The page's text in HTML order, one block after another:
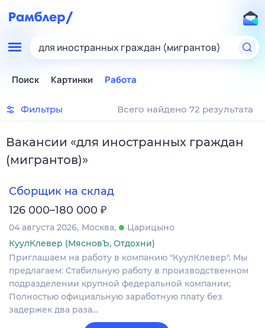
для иностранных граждан (мигрантов)
Поиск Картинки Работа
Фильтры Всего найдено 72 результата
Вакансии «для иностранных граждан
(мигрантов)»
Сборщик на склад
126 000–180 000 ₽
04 августа 2026 Москва
Царицыно
КуулКлевер (МясновЪ, Отдохни)
Приглашаем на работу в компанию "КуулКлевер". Мы
предлагаем: Стабильную работу в производственном
подразделении крупной федеральной компании;
Полностью официальную заработную плату без
задержек два раза…